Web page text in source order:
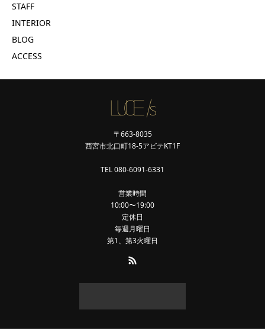
STAFF
INTERIOR
BLOG
ACCESS
〒663-8035
西宮市北口町18-5アビテKT1F
TEL 080-6091-6331
営業時間
10:00〜19:00
定休日
毎週月曜日
第1、第3火曜日